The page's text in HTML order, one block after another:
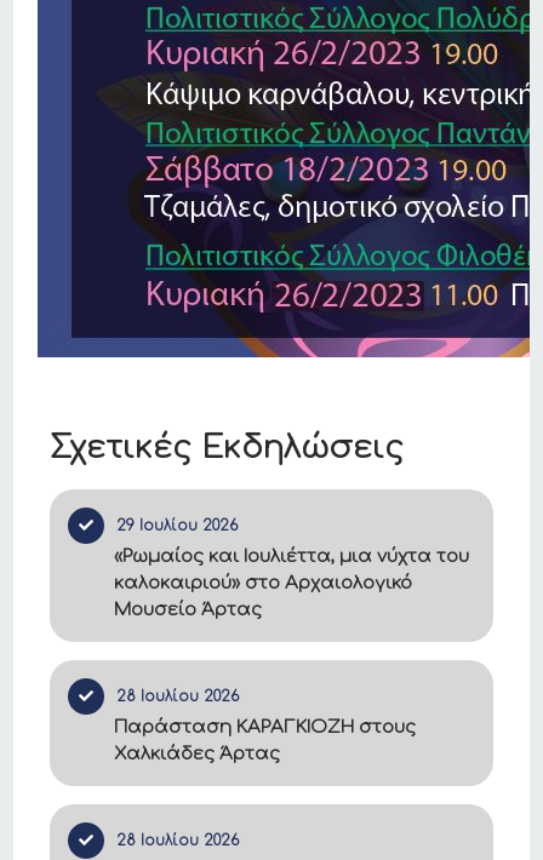
Σχετικές Εκδηλώσεις
29 Ιουλίου 2026
«Ρωμαίος και Ιουλιέττα, μια νύχτα του
καλοκαιριού» στο Αρχαιολογικό
Μουσείο Άρτας
28 Ιουλίου 2026
Παράσταση ΚΑΡΑΓΚΙΟΖΗ στους
Χαλκιάδες Άρτας
28 Ιουλίου 2026